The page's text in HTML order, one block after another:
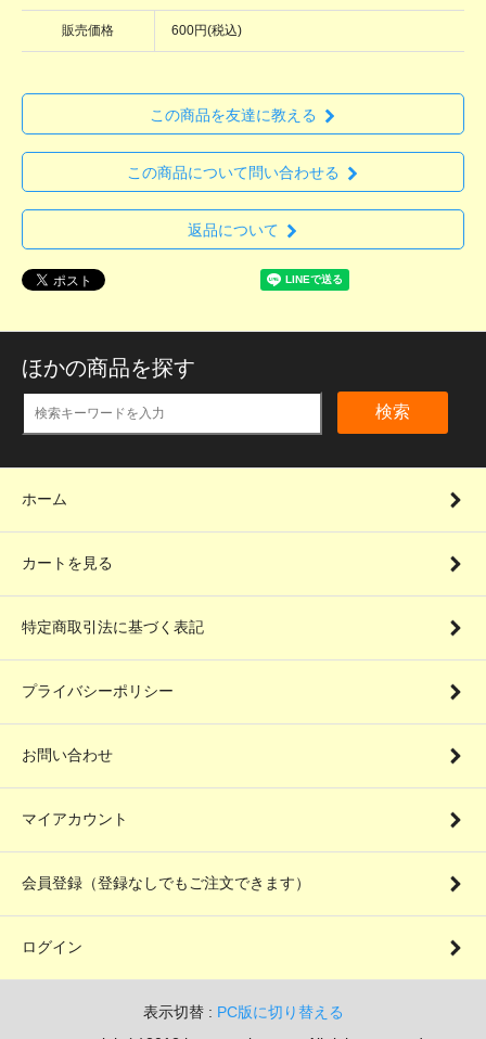
販売価格 600円(税込)
この商品を友達に教える
この商品について問い合わせる
返品について
ほかの商品を探す
検索
ホーム
カートを見る
特定商取引法に基づく表記
プライバシーポリシー
お問い合わせ
マイアカウント
会員登録（登録なしでもご注文できます）
ログイン
表示切替 : PC版に切り替える